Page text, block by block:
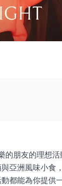
的朋友的理想
亞洲風味小食
都能為你提供